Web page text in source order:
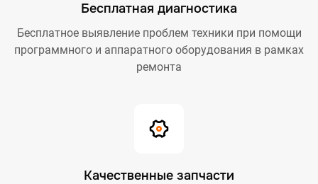
Бесплатная диагностика
Бесплатное выявление проблем техники при помощи
программного и аппаратного оборудования в рамках
ремонта
Качественные запчасти